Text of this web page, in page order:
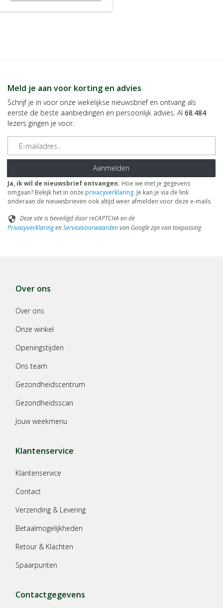
Meld je aan voor korting en advies
Schrijf je in voor onze wekelijkse nieuwsbrief en ontvang als
eerste de beste aanbiedingen en persoonlijk advies. Al 68.484
lezers gingen je voor.
E-mailadres
Aanmelden
Ja, ik wil de nieuwsbrief ontvangen. Hoe we met je gegevens
omgaan? Bekijk het in onze privacyverklaring. Je kan je via de link
onderaan de nieuwsbrieven ook altijd weer afmelden voor deze e-mails
security Deze site is beveiligd door reCAPTCHA en de
PrivacyverklaringenServicevoorwaardenvan Google zijn van toepassing
Over ons
Over ons
Onze winkel
Openingstijden
Ons team
Gezondheidscentrum
Gezondheidsscan
Jouw weekmenu
Klantenservice
Klantenservice
Contact
Verzending & Levering
Betaalmogelijkheden
Retour & Klachten
Spaarpunten
Contactgegevens